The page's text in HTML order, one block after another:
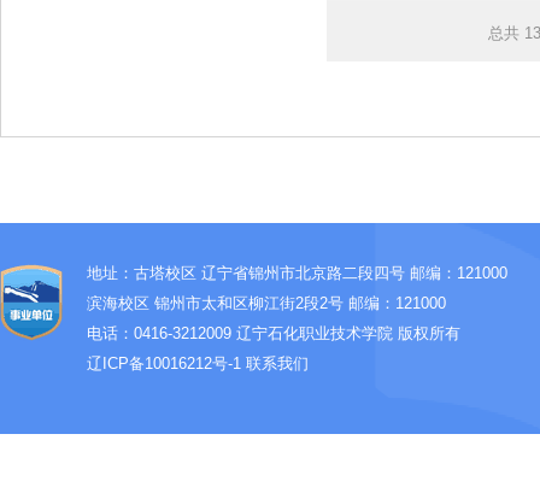
总共
地址：古塔校区 辽宁省锦州市北京路二段四号 邮编：121000
滨海校区 锦州市太和区柳江街2段2号 邮编：121000
电话：0416-3212009 辽宁石化职业技术学院 版权所有
辽ICP备10016212号-1 联系我们